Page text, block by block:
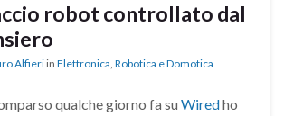
robot controllato dal
Alfieri in Elettronica, Robotica e Domotica
qualche giorno fa su Wiredho